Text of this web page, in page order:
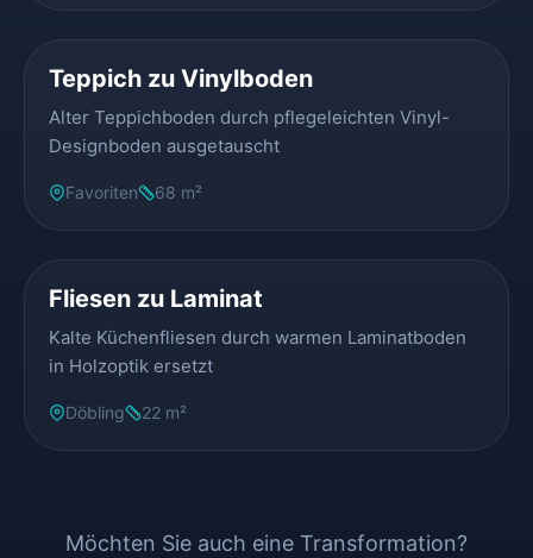
Teppich zu Vinylboden
Alter Teppichboden durch pflegeleichten Vinyl-
Designboden ausgetauscht
Favoriten 68 m²
Fliesen zu Laminat
Kalte Küchenfliesen durch warmen Laminatboden
in Holzoptik ersetzt
Döbling 22 m²
Möchten Sie auch eine Transformation?